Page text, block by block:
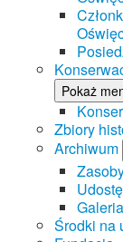
Pokaż
Zbiory
Archiwum
Galeria
Środki na